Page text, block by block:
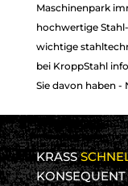
Maschinenpark
hochwertige
wichtige
bei KroppStahl
Sie davon haben -
KRASS
KONSEQUENT